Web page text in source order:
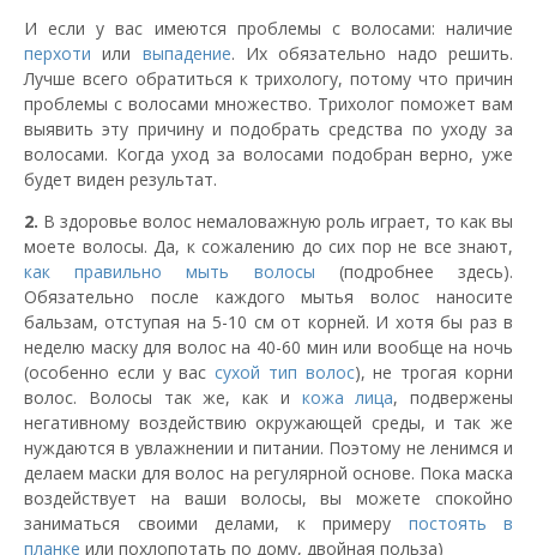
И если у вас имеются проблемы с волосами: наличие
перхоти или выпадение. Их обязательно надо решить.
Лучше всего обратиться к трихологу, потому что причин
проблемы с волосами множество. Трихолог поможет вам
выявить эту причину и подобрать средства по уходу за
волосами. Когда уход за волосами подобран верно, уже
будет виден результат.
2. В здоровье волос немаловажную роль играет, то как вы
моете волосы. Да, к сожалению до сих пор не все знают,
как правильно мыть волосы (подробнее здесь).
Обязательно после каждого мытья волос наносите
бальзам, отступая на 5-10 см от корней. И хотя бы раз в
неделю маску для волос на 40-60 мин или вообще на ночь
(особенно если у вассухой тип волос), не трогая корни
волос. Волосы так же, как и кожа лица, подвержены
негативному воздействию окружающей среды, и так же
нуждаются в увлажнении и питании. Поэтому не ленимся и
делаем маски для волос на регулярной основе. Пока маска
воздействует на ваши волосы, вы можете спокойно
заниматься своими делами, к примеру постоять в
планке или похлопотать по дому, двойная польза)